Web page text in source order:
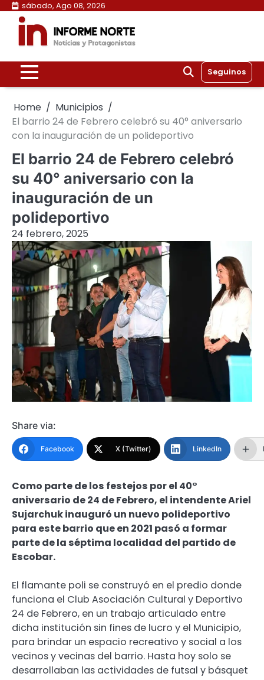
Skip
content
sábado, Ago 08, 2026
Seguinos
Home
Municipios
El barrio 24 de Febrero celebró su 40° aniversario
con la inauguración de un polideportivo
El barrio 24 de Febrero celebró
su 40° aniversario con la
inauguración de un
polideportivo
24 febrero, 2025
Share via:
Facebook X (Twitter) LinkedIn
Como parte de los festejos por el 40°
aniversario de 24 de Febrero, el intendente Ariel
Sujarchuk inauguró un nuevo polideportivo
para este barrio que en 2021 pasó a formar
parte de la séptima localidad del partido de
Escobar.
El flamante poli se construyó en el predio donde
funciona el Club Asociación Cultural y Deportivo
24 de Febrero, en un trabajo articulado entre
dicha institución sin fines de lucro y el Municipio,
para brindar un espacio recreativo y social a los
vecinos y vecinas del barrio. Hasta hoy solo se
desarrollaban las actividades de futsal y básquet